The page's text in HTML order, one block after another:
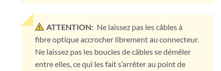
ATTENTION: Ne laissez pas les câbles à
fibre optique accrocher librement au connecteur.
Ne laissez pas les boucles de câbles se démêler
entre elles, ce qui les fait s’arrêter au point de